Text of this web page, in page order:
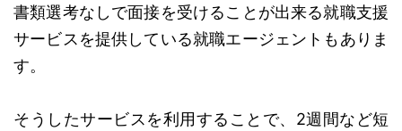
書類選考なしで面接を受けることが出来る就職支援
サービスを提供している就職エージェントもありま
す。
そうしたサービスを利用することで、2週間など短